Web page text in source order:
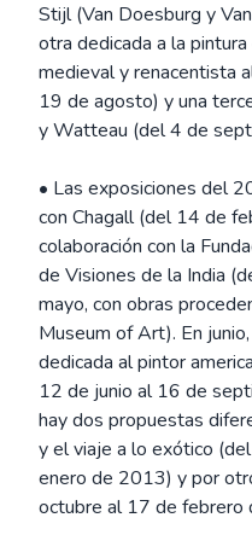
Stijl (Van Doesburg y
otra dedicada a la
medieval y renacentista
19 de agosto) y una
y Watteau (del 4 de
• Las exposiciones del
con Chagall (del 14 de
colaboración con la
de Visiones de la India
mayo, con obras
Museum of Art). En
dedicada al pintor
12 de junio al 16 de
hay dos propuestas
y el viaje a lo exótico
enero de 2013) y por
octubre al 17 de febrero